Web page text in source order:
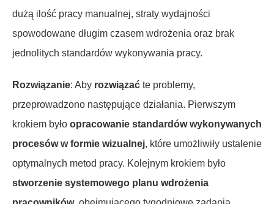
dużą ilość pracy manualnej, straty wydajności
spowodowane długim czasem wdrożenia oraz brak
jednolitych standardów wykonywania pracy.
Rozwiązanie: Aby rozwiązać te problemy,
przeprowadzono następujące działania. Pierwszym
krokiem było opracowanie standardów wykonywanych
procesów w formie wizualnej, które umożliwiły ustalenie
optymalnych metod pracy. Kolejnym krokiem było
stworzenie systemowego planu wdrożenia